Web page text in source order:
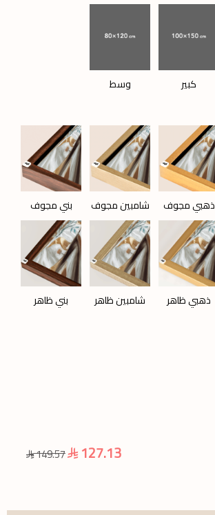
كبير
وسط
ذهبي مجوف شامبين مجوف بني مجوف
ذهبي ظاهر شامبين ظاهر بني ظاهر
127.13
149.57